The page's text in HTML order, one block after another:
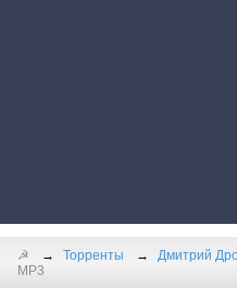
☭ Торренты Дмитрий
MP3